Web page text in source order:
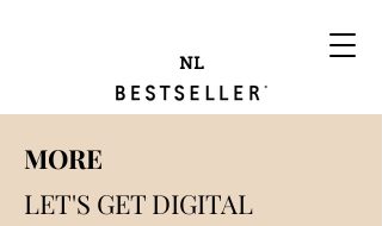
NL
MORE
LET'S GET DIGITAL